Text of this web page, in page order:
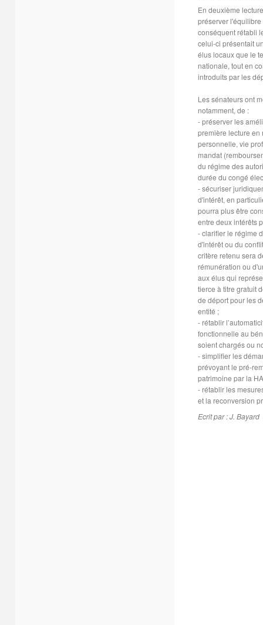
En deuxième
préserver
conséquent rétabli
celui-ci présentait
élus locaux que le
nationale, tout en
introduits par les
Les sénateurs ont
notamment, de :
- préserver les
première lecture en
personnelle, vie
mandat
du régime des
durée du congé
- sécuriser
d'intérêt, en
pourra plus être
entre deux intérêts
- clarifier le régime
d'intérêt ou du
critère retenu sera
rémunération ou
aux élus qui
tierce à titre gratuit
de déport pour les
entité ;
- rétablir
fonctionnelle au
soient chargés ou
- simplifier les
prévoyant le pré-
patrimoine par la
- rétablir les
et la reconversion
Ecrit par : J. Bayard